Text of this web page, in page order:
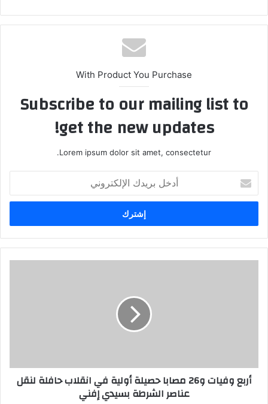
الوي
ب
With Product You Purchase
Subscribe to our mailing list to
get the new updates!
Lorem ipsum dolor sit amet, consectetur.
خ
ب
ر
ر
أربع وفيات و26 مصابا حصيلة أولية في انقلاب حافلة لنقل
عناصر الشرطة بسيدي إفني